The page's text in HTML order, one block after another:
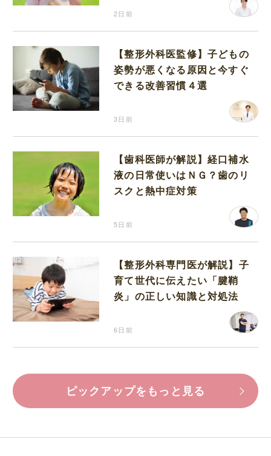
2日前
【整形外科医監修】子どもの
姿勢が悪くなる原因と今すぐ
できる改善習慣４選
3日前
【歯科医師が解説】経口補水
液の日常使いはＮＧ？歯のリ
スクと熱中症対策
5日前
【整形外科専門医が解説】子
育て世代に伝えたい「腱鞘
炎」の正しい知識と対処法
6日前
ピックアップをもっと見る